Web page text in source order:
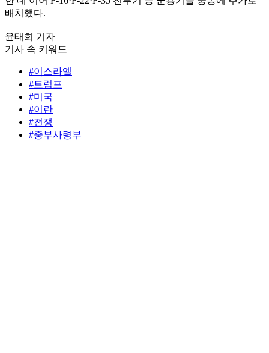
배치했다.
윤태희 기자
기사 속 키워드
#이스라엘
#트럼프
#미국
#이란
#전쟁
#중부사령부